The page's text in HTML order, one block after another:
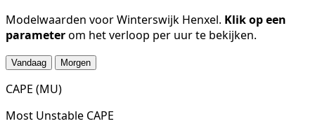
Modelwaarden voor Winterswijk Henxel. Klik op een
parameterom het verloop per uur te bekijken.
Vandaag Morgen
CAPE (MU)
Most Unstable CAPE